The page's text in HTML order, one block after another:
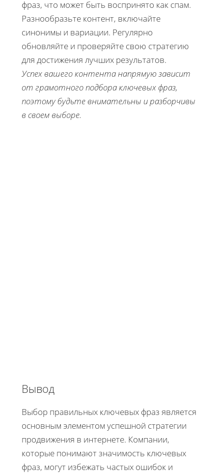
фраз, что может быть воспринято как спам.
Разнообразьте контент, включайте
синонимы и вариации. Регулярно
обновляйте и проверяйте свою стратегию
для достижения лучших результатов.
Успех вашего контента напрямую зависит
от грамотного подбора ключевых фраз,
поэтому будьте внимательны и разборчивы
в своем выборе.
Вывод
Выбор правильных ключевых фраз является
основным элементом успешной стратегии
продвижения в интернете. Компании,
которые понимают значимость ключевых
фраз, могут избежать частых ошибок и